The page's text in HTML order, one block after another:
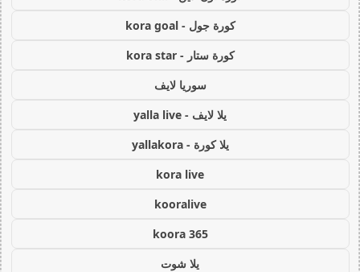
كورة جول - kora goal
كورة ستار - kora star
سوريا لايف
يلا لايف - yalla live
يلا كورة - yallakora
kora live
kooralive
koora 365
يلا شوت